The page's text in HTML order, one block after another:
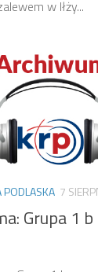
w Iłży...
PODLASKA 7
Grupa 1